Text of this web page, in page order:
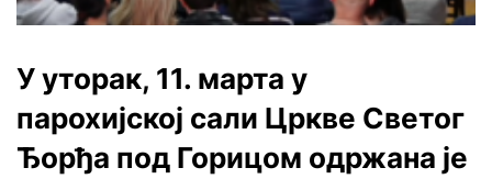
У уторак, 11. марта у
парохијској сали Цркве Светог
Ђорђа под Горицом одржана је